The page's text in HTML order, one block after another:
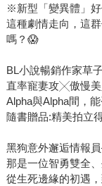
※新型「變異體」
這種劇情走向，這
嗎？😱
BL小說暢銷作家草
直率寵妻攻╳傲慢
Alpha與Alpha間，
隨書贈品:精美拍立
黑狗意外邂逅情報
那是一位智勇雙全
從生死邊緣的初遇